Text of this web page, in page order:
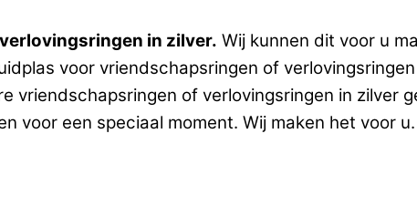
in zilver. Wij kunnen dit voor u
voor vriendschapsringen of
vriendschapsringen of verlovingsringen in zilver
voor een speciaal moment. Wij maken het voor